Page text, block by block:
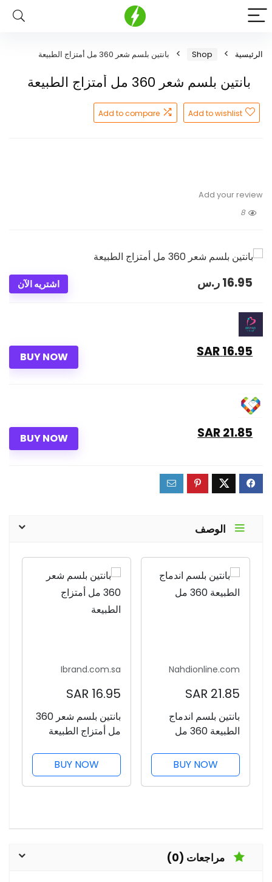
الرئيسية Shop بانتين بلسم شعر 360 مل أمتزاج الطبيعة
بانتين بلسم شعر 360 مل أمتزاج الطبيعة
Add to wishlist
Add to compare
Add your review
8
اشتريه الآن 16.95ر.س
BUY NOW 16.95 SAR
BUY NOW 21.85 SAR
الوصف
Nahdionline.com
21.85 SAR
بانتين بلسم اندماج
الطبيعة 360 مل
BUY NOW
Ibrand.com.sa
16.95 SAR
بانتين بلسم شعر 360
مل أمتزاج الطبيعة
BUY NOW
مراجعات (0)